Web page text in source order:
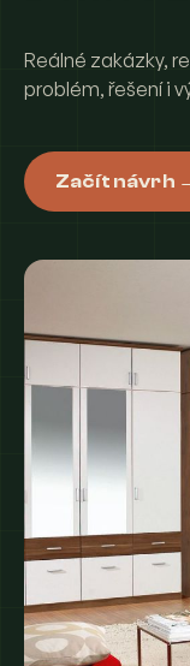
Reálné zakázky,
problém, řešení i
Začít návrh